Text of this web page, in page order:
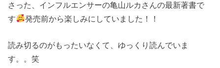
さった、インフルエンサーの亀山ルカさんの最新著書で
す
発売前から楽しみにしていました！！
読み切るのがもったいなくて、ゆっくり読んでいま
す。。笑